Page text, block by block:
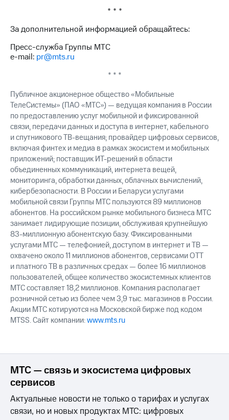
* * *
За дополнительной информацией обращайтесь:
Пресс-служба Группы МТС
e-mail: pr@mts.ru
* * *
Публичное акционерное общество «Мобильные
ТелеСистемы» (ПАО «МТС») — ведущая компания в России
по предоставлению услуг мобильной и фиксированной
связи, передачи данных и доступа в интернет, кабельного
и спутникового ТВ-вещания; провайдер цифровых сервисов,
включая финтех и медиа в рамках экосистем и мобильных
приложений; поставщик ИТ-решений в области
объединенных коммуникаций, интернета вещей,
мониторинга, обработки данных, облачных вычислений,
кибербезопасности. В России и Беларуси услугами
мобильной связи Группы МТС пользуются 89 миллионов
абонентов. На российском рынке мобильного бизнеса МТС
занимает лидирующие позиции, обслуживая крупнейшую
83-миллионную абонентскую базу. Фиксированными
услугами МТС — телефонией, доступом в интернет и ТВ —
охвачено около 11 миллионов абонентов, сервисами OTT
и платного ТВ в различных средах — более 16 миллионов
пользователей, общее количество экосистемных клиентов
МТС составляет 18,2 миллионов. Компания располагает
розничной сетью из более чем 3,9 тыс. магазинов в России.
Акции МТС котируются на Московской бирже под кодом
MTSS. Сайт компании:www.mts.ru
МТС — связь и экосистема цифровых
сервисов
Актуальные новости не только о тарифах и услугах
связи, но и новых продуктах МТС: цифровых